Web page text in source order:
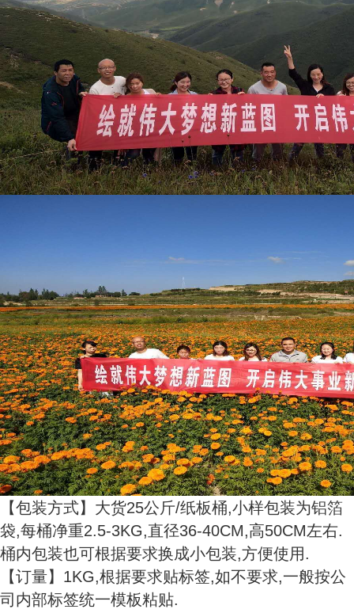
【包装方式】大货25公斤/纸板桶,小样包装为铝箔
袋,每桶净重2.5-3KG,直径36-40CM,高50CM左右.
桶内包装也可根据要求换成小包装,方便使用.
【订量】1KG,根据要求贴标签,如不要求,一般按公
司内部标签统一模板粘贴.